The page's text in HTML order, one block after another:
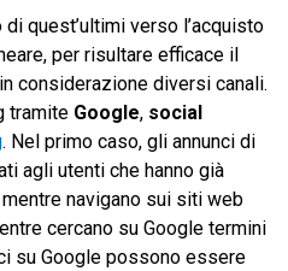
quest’ultimi verso l’acquisto
per risultare efficace il
considerazione diversi canali.
tramite Google, social
. Nel primo caso, gli annunci di
agli utenti che hanno già
navigano sui siti web
cercano su Google termini
su Google possono essere